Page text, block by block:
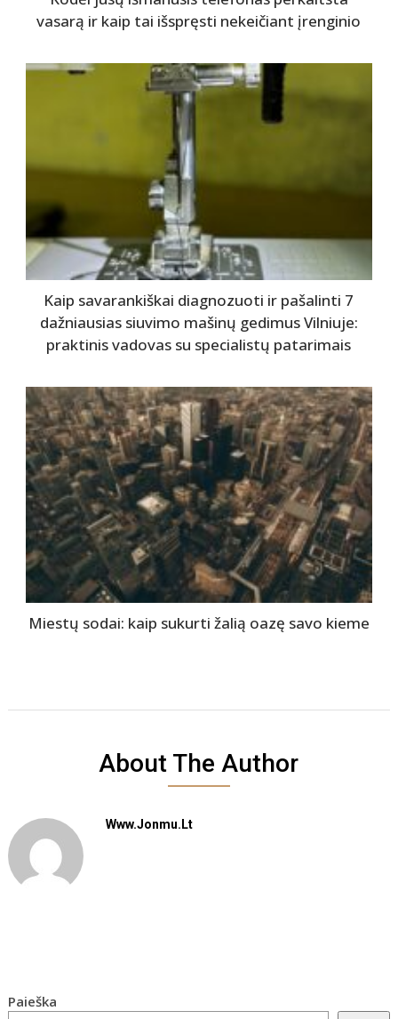
vasarą ir kaip tai išspręsti nekeičiant įrenginio
Kaip savarankiškai diagnozuoti ir pašalinti 7
dažniausias siuvimo mašinų gedimus Vilniuje:
praktinis vadovas su specialistų patarimais
Miestų sodai: kaip sukurti žalią oazę savo kieme
About The Author
Www.jonmu.lt
Paieška